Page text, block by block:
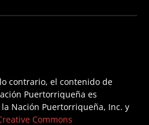
contrario, el contenido de
Puertorriqueña es
Nación Puertorriqueña, Inc. y
Commons